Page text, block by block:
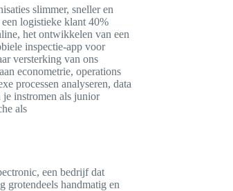
slimmer, sneller en
logistieke klant 40%
het ontwikkelen van een
inspectie-app voor
versterking van ons
econometrie, operations
processen analyseren, data
instromen als junior
als
een bedrijf dat
grotendeels handmatig en